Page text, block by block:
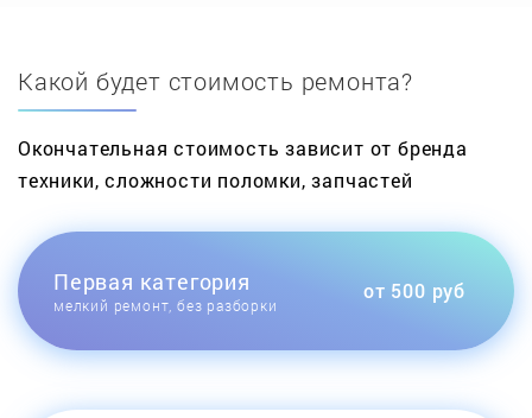
Какой будет стоимость ремонта?
Окончательная стоимость зависит от бренда
техники, сложности поломки, запчастей
Первая категория
мелкий ремонт, без разборки
от 500 руб